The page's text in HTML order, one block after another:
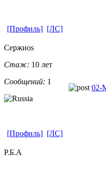
[Профиль] [ЛС]
Сержиоs
Стаж: 10 лет
Сообщений: 1
02-
[Профиль] [ЛС]
Р.Б.А